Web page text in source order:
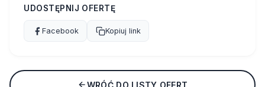
UDOSTĘPNIJ OFERTĘ
Facebook Kopiuj link
WRÓĆ DO LISTY OFERT